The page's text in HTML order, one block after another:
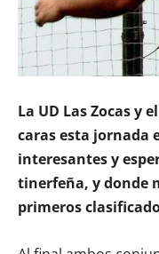
La UD Las Zocas y
caras esta jornada
interesantes y
tinerfeña, y donde
primeros